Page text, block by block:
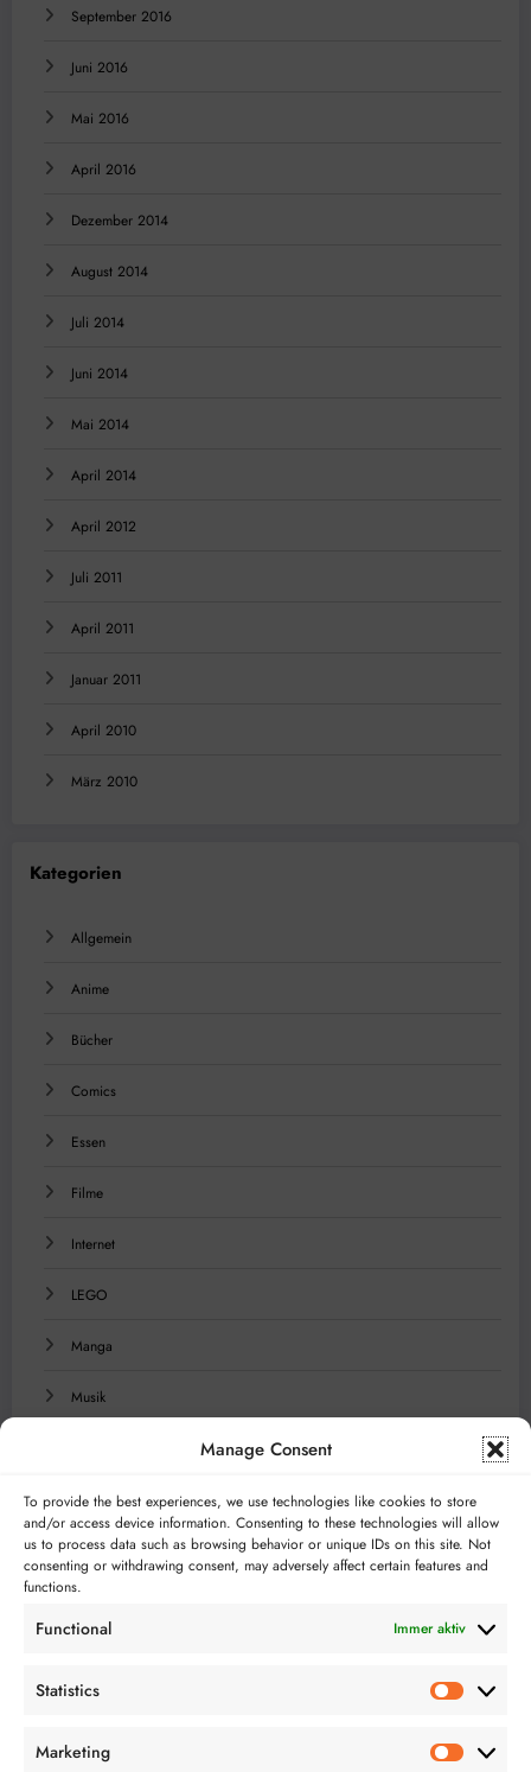
Manage Consent
To provide the best experiences, we use technologies like cookies to store
and/or access device information. Consenting to these technologies will allow
us to process data such as browsing behavior or unique IDs on this site. Not
consenting or withdrawing consent, may adversely affect certain features and
functions.
Functional Immer aktiv
Statistics Statistics
Marketing Marketing
September 2016
Juni 2016
Mai 2016
April 2016
Dezember 2014
August 2014
Juli 2014
Juni 2014
Mai 2014
April 2014
April 2012
Juli 2011
April 2011
Januar 2011
April 2010
März 2010
Kategorien
Allgemein
Anime
Bücher
Comics
Essen
Filme
Internet
LEGO
Manga
Musik
Serien
Technologie